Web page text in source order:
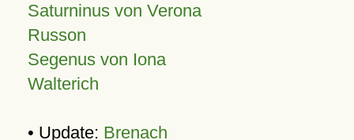
Saturninus von Verona
Russon
Segenus von Iona
Walterich
• Update: Brenach